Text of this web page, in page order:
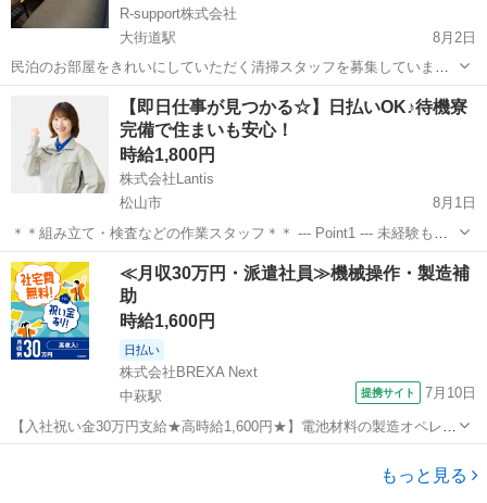
R-support株式会社
大街道駅
8月2日
民泊のお部屋をきれいにしていただく清掃スタッフを募集していま
す。 勤務時間 * 10:00～15:00（3時間~） * シフト制 * 週1日～OK（勤
務日数は相談可能） 給与 * 時給 1,100円 * 交通費 30...
大街道駅 清掃
【即日仕事が見つかる☆】日払いOK♪待機寮
完備で住まいも安心！
時給1,800円
株式会社Lantis
松山市
8月1日
＊＊組み立て・検査などの作業スタッフ＊＊ --- Point1 --- 未経験も就
業OK！ 工場未経験でもご安心ください！！ 先輩スタッフがイチから
丁寧にサポート！ 未経験からスタートした方も多数活躍しています
☆...
愛媛 松山市 工場 スタッフ
≪月収30万円・派遣社員≫機械操作・製造補
助
時給1,600円
日払い
株式会社BREXA Next
中萩駅
提携サイト 7月10日
【入社祝い金30万円支給★高時給1,600円★】電池材料の製造オペレー
ター業務！資格・経験不要◎入社後に無料で資格取得も可能★寮費無
もっと見る